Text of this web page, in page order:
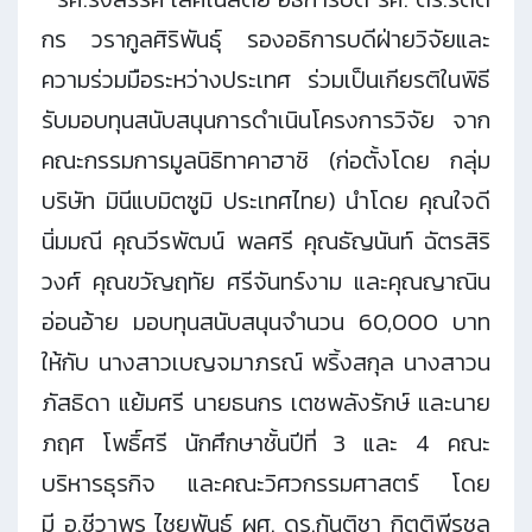
กร วรากูลศิริพันธุ์ รองอธิการบดีฝ่ายวิจัยและ
ความร่วมมือระหว่างประเทศ ร่วมเป็นเกียรติในพิธี
รับมอบทุนสนับสนุนการดำเนินโครงการวิจัย จาก
คณะกรรมการมูลนิธิทาคาฮาชิ (ก่อตั้งโดย กลุ่ม
บริษัท มินีแบมิตซูมิ ประเทศไทย) นำโดย คุณใจดี
นิ่มมณี คุณวีรพัฒน์ พลศรี คุณธัญนันท์ ฉัตรสิริ
วงศ์ คุณขวัญฤทัย ศรีจันทร์งาม และคุณญาณิน
อ่อนอ้าย มอบทุนสนับสนุนจำนวน 60,000 บาท
ให้กับ นางสาวเบญจมาภรณ์ พริ้งสกุล นางสาวน
ภัสธิดา แย้มศรี นายธนกร เตชพลังรักษ์ และนาย
ภฤศ โพธิ์ศรี นักศึกษาชั้นปีที่ 3 และ 4 คณะ
บริหารธุรกิจ และคณะวิศวกรรมศาสตร์ โดย
มี อ.ชีวาพร ไชยพันธ์ ผศ. ดร.กันติชา กิตติพีรชล